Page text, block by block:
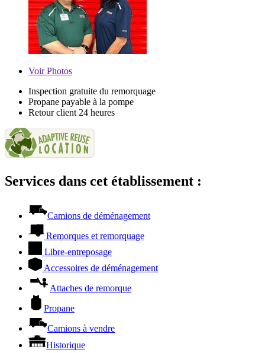
VoirPhotos
Inspection gratuite du remorquage
Propane payable à la pompe
Retour client 24 heures
Services dans cet établissement :
Camions de déménagement
Remorques et remorquage
Libre-entreposage
Accessoires de déménagement
Attaches de remorque
Propane
Camions à vendre
Historique